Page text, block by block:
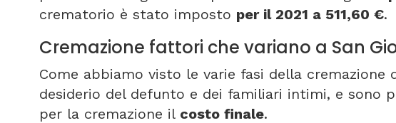
crematorio è stato imposto per il 2021 a 511,60 €.
Cremazione fattori che variano a San
Come abbiamo visto le varie fasi della cremazione
desiderio del defunto e dei familiari intimi, e sono
per la cremazione il costo finale.